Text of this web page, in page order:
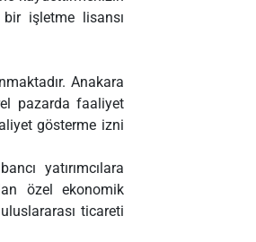
işletme lisansı
Anakara
pazarda faaliyet
gösterme izni
yatırımcılara
özel ekonomik
ticareti